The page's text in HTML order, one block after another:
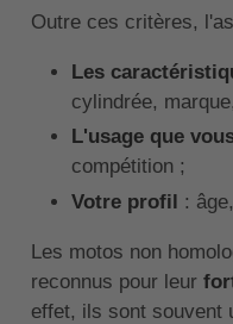
Outre ces critères,
Les
cylindrée,
L'usage que
compétition ;
Votre profil :
Les motos non
reconnus pour leur
effet, ils sont souvent